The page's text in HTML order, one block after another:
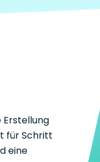
für Schritt
eine